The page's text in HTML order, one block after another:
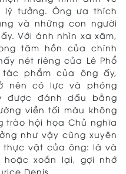
lý tưởng. Ông ưa thích
và những con người
Với ánh nhìn xa xăm,
tâm hồn của chính
nét riêng của Lê Phổ
phẩm của ông ấy,
nên có lực và phóng
được đánh dấu bằng
viền tối màu không
trào hội họa Chủ nghĩa
như vậy cũng xuyên
vật của ông: lá và
xoắn lại, gợi nhớ
Denis.